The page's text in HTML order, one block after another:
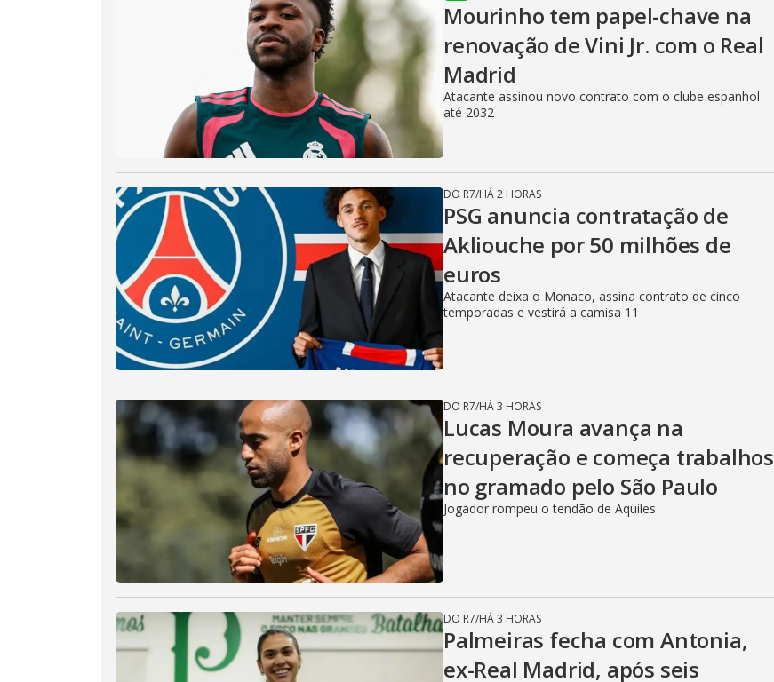
Mourinho tem papel-chave na
renovação de Vini Jr. com o Real
Madrid
Atacante assinou novo contrato com o clube espanhol
até 2032
DO R7/HÁ 2 HORAS
PSG anuncia contratação de
Akliouche por 50 milhões de
euros
Atacante deixa o Monaco, assina contrato de cinco
temporadas e vestirá a camisa 11
DO R7/HÁ 3 HORAS
Lucas Moura avança na
recuperação e começa trabalhos
no gramado pelo São Paulo
Jogador rompeu o tendão de Aquiles
DO R7/HÁ 3 HORAS
Palmeiras fecha com Antonia,
ex-Real Madrid, após seis